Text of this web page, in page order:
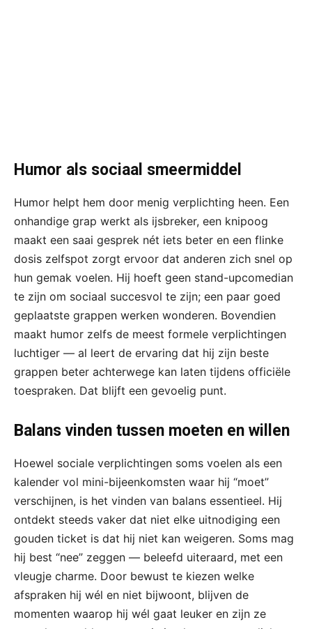
Humor als sociaal smeermiddel
Humor helpt hem door menig verplichting heen. Een
onhandige grap werkt als ijsbreker, een knipoog
maakt een saai gesprek nét iets beter en een flinke
dosis zelfspot zorgt ervoor dat anderen zich snel op
hun gemak voelen. Hij hoeft geen stand-upcomedian
te zijn om sociaal succesvol te zijn; een paar goed
geplaatste grappen werken wonderen. Bovendien
maakt humor zelfs de meest formele verplichtingen
luchtiger — al leert de ervaring dat hij zijn beste
grappen beter achterwege kan laten tijdens officiële
toespraken. Dat blijft een gevoelig punt.
Balans vinden tussen moeten en willen
Hoewel sociale verplichtingen soms voelen als een
kalender vol mini-bijeenkomsten waar hij “moet”
verschijnen, is het vinden van balans essentieel. Hij
ontdekt steeds vaker dat niet elke uitnodiging een
gouden ticket is dat hij niet kan weigeren. Soms mag
hij best “nee” zeggen — beleefd uiteraard, met een
vleugje charme. Door bewust te kiezen welke
afspraken hij wél en niet bijwoont, blijven de
momenten waarop hij wél gaat leuker en zijn ze